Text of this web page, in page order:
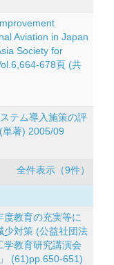
Aviation in Japan
Society for
678頁 (共
テム導入施策の評
著) 2005/09
全件表示（9件）
教育の充実等に
少対策 (公益社団法
学教育研究講演会
(61)pp.650-651)